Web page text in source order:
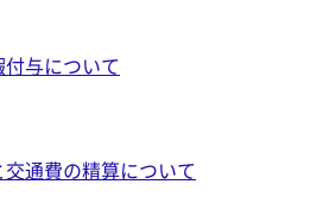
与について
通費の精算について